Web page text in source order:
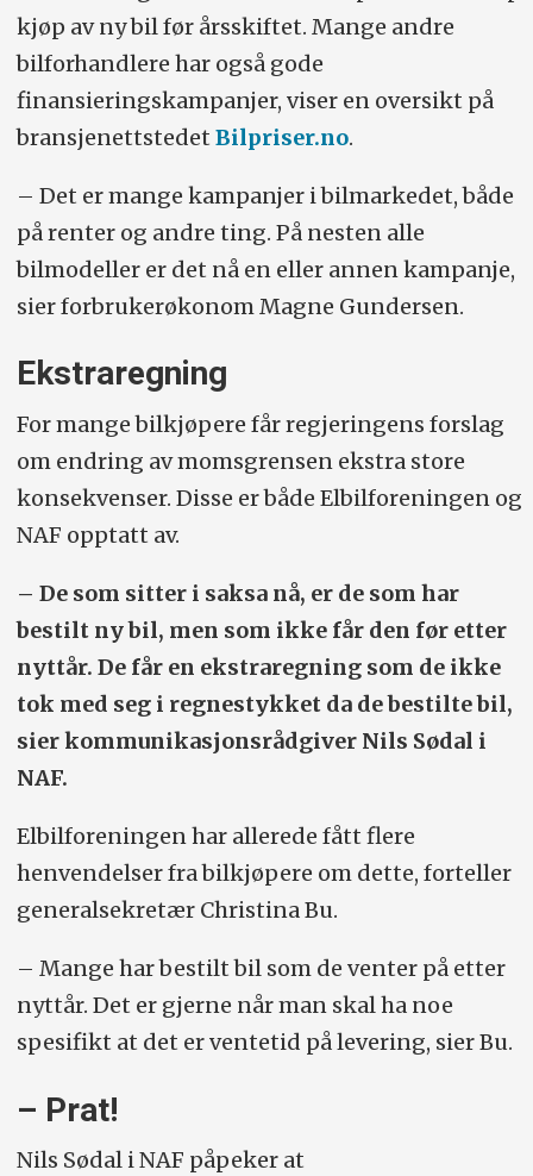
kjøp av ny bil før årsskiftet. Mange andre
bilforhandlere har også gode
finansieringskampanjer, viser en oversikt på
bransjenettstedet Bilpriser.no.
– Det er mange kampanjer i bilmarkedet, både
på renter og andre ting. På nesten alle
bilmodeller er det nå en eller annen kampanje,
sier forbrukerøkonom Magne Gundersen.
Ekstraregning
For mange bilkjøpere får regjeringens forslag
om endring av momsgrensen ekstra store
konsekvenser. Disse er både Elbilforeningen og
NAF opptatt av.
– De som sitter i saksa nå, er de som har
bestilt ny bil, men som ikke får den før etter
nyttår. De får en ekstraregning som de ikke
tok med seg i regnestykket da de bestilte bil,
sier kommunikasjonsrådgiver Nils Sødal i
NAF.
Elbilforeningen har allerede fått flere
henvendelser fra bilkjøpere om dette, forteller
generalsekretær Christina Bu.
– Mange har bestilt bil som de venter på etter
nyttår. Det er gjerne når man skal ha noe
spesifikt at det er ventetid på levering, sier Bu.
– Prat!
Nils Sødal i NAF påpeker at